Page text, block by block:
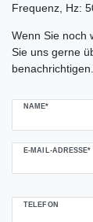
Frequenz, Hz:
Wenn Sie noch
Sie uns gerne
benachrichtigen.
NAME*
E-MAIL-ADRESSE*
TELEFON